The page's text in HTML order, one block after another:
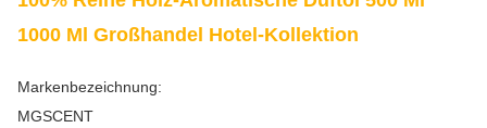
1000 Ml Großhandel Hotel-Kollektion
Markenbezeichnung:
MGSCENT